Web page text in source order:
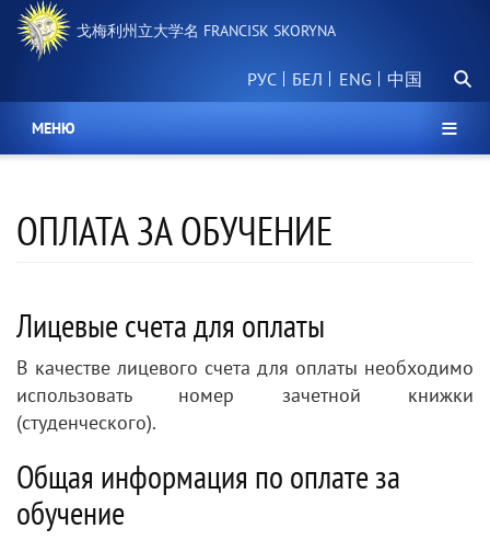
要
戈梅利州立大学名 FRANCISK SKORYNA
РУС БЕЛ 中国
搜
МЕНЮ
ОПЛАТА ЗА ОБУЧЕНИЕ
Лицевые счета для оплаты
В качестве лицевого счета для оплаты необходимо
использовать номер зачетной книжки
(студенческого).
Общая информация по оплате за
обучение